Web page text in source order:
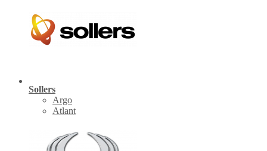
Sollers
Argo
Atlant